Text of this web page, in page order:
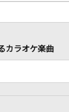
カラオケ楽曲